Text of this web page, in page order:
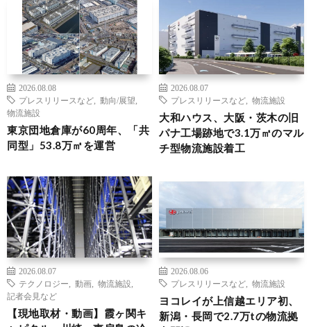
2026.08.08
プレスリリースなど
動向/展望
物流施設
東京団地倉庫が60周年、「共
同型」53.8万㎡を運営
2026.08.07
プレスリリースなど
物流施設
大和ハウス、大阪・茨木の旧
パナ工場跡地で3.1万㎡のマル
チ型物流施設着工
2026.08.07
テクノロジー
動画 物流施設
記者会見など
【現地取材・動画】霞ヶ関キ
2026.08.06
プレスリリースなど
物流施設
ヨコレイが上信越エリア初、
新潟・長岡で2.7万tの物流拠